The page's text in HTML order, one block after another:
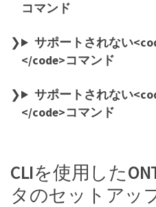
コマンド
サポートされない
</code>コマンド
サポートされない
</code>コマンド
CLIを使用した
タのセットアッ